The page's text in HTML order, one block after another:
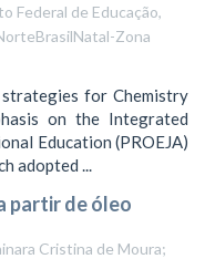
Federal de Educação,
Zona
for Chemistry
on the Integrated
Education (PROEJA)
adopted ...
partir de óleo
Cristina de Moura;